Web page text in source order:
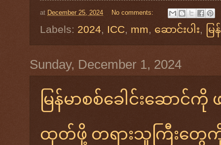
at December 25, 2024 No comments:
Labels: 2024, ICC, mm, ဆောင်းပါး, မ
Sunday, December 1, 2024
မြန်မာစစ်ခေါင်းဆောင်ကို
ထုတ်ဖို့ တရားသူကြီးတွေကို